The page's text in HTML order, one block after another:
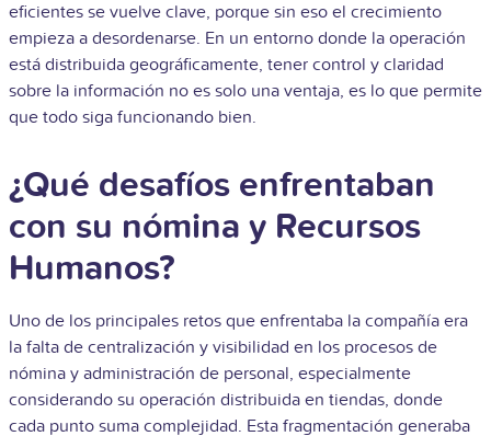
eficientes se vuelve clave, porque sin eso el crecimiento
empieza a desordenarse. En un entorno donde la operación
está distribuida geográficamente, tener control y claridad
sobre la información no es solo una ventaja, es lo que permite
que todo siga funcionando bien.
¿Qué desafíos enfrentaban
con su nómina y Recursos
Humanos?
Uno de los principales retos que enfrentaba la compañía era
la falta de centralización y visibilidad en los procesos de
nómina y administración de personal, especialmente
considerando su operación distribuida en tiendas, donde
cada punto suma complejidad. Esta fragmentación generaba